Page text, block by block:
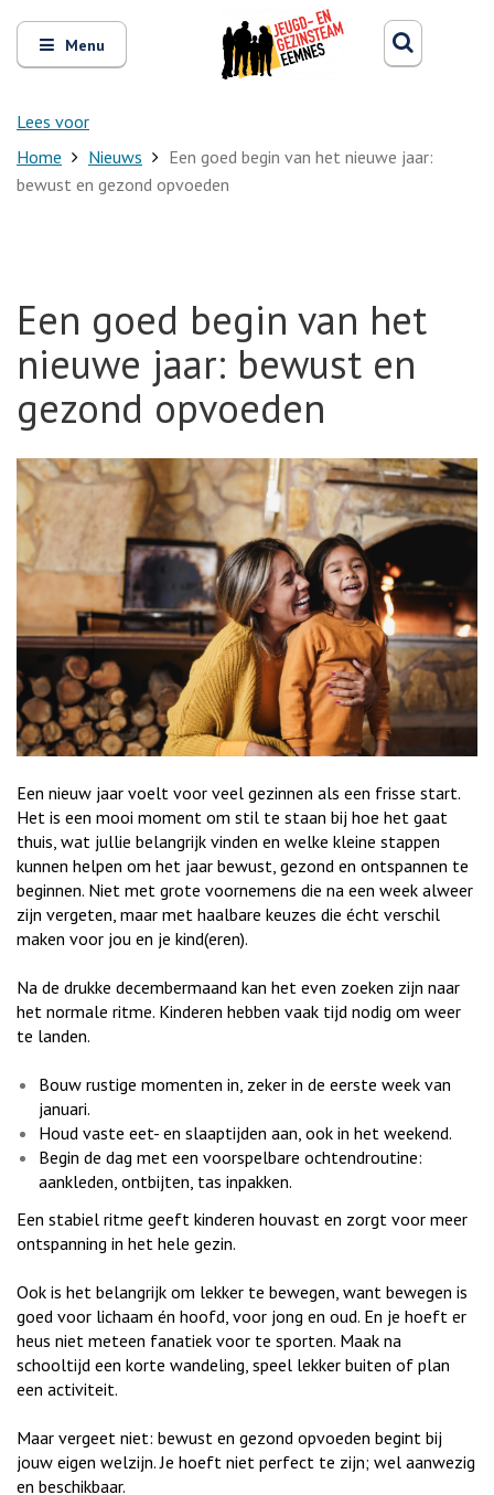
Open
en
sluit
Menu
Lees voor
Zoeken
Home Nieuws
Een goed begin van het nieuwe jaar:
bewust en gezond opvoeden
Een goed begin van het
nieuwe jaar: bewust en
gezond opvoeden
Een nieuw jaar voelt voor veel gezinnen als een frisse start.
Het is een mooi moment om stil te staan bij hoe het gaat
thuis, wat jullie belangrijk vinden en welke kleine stappen
kunnen helpen om het jaar bewust, gezond en ontspannen te
beginnen. Niet met grote voornemens die na een week alweer
zijn vergeten, maar met haalbare keuzes die écht verschil
maken voor jou en je kind(eren).
Na de drukke decembermaand kan het even zoeken zijn naar
het normale ritme. Kinderen hebben vaak tijd nodig om weer
te landen.
Bouw rustige momenten in, zeker in de eerste week van
januari.
Houd vaste eet- en slaaptijden aan, ook in het weekend.
Begin de dag met een voorspelbare ochtendroutine:
aankleden, ontbijten, tas inpakken.
Een stabiel ritme geeft kinderen houvast en zorgt voor meer
ontspanning in het hele gezin.
Ook is het belangrijk om lekker te bewegen, want bewegen is
goed voor lichaam én hoofd, voor jong en oud. En je hoeft er
heus niet meteen fanatiek voor te sporten. Maak na
schooltijd een korte wandeling, speel lekker buiten of plan
een activiteit.
Maar vergeet niet: bewust en gezond opvoeden begint bij
jouw eigen welzijn. Je hoeft niet perfect te zijn; wel aanwezig
en beschikbaar.